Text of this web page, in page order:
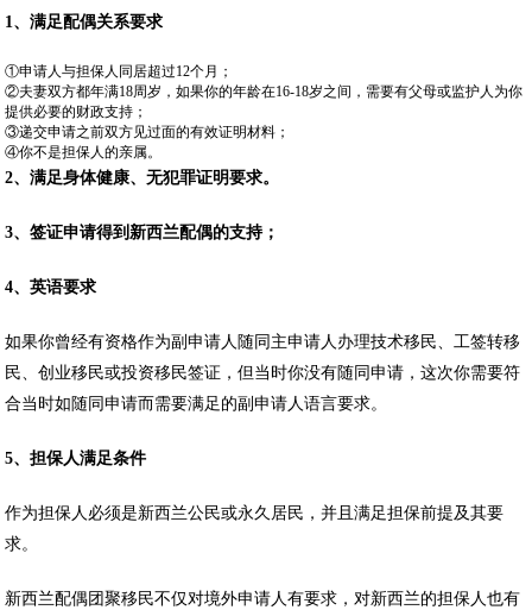
1、满足配偶关系要求
①申请人与担保人同居超过12个月；
②夫妻双方都年满18周岁，如果你的年龄在16-18岁之间，需要有父母或监护人为你
提供必要的财政支持；
③递交申请之前双方见过面的有效证明材料；
④你不是担保人的亲属。
2、满足身体健康、无犯罪证明要求。
3、签证申请得到新西兰配偶的支持；
4、英语要求
如果你曾经有资格作为副申请人随同主申请人办理技术移民、工签转移
民、创业移民或投资移民签证，但当时你没有随同申请，这次你需要符
合当时如随同申请而需要满足的副申请人语言要求。
5、担保人满足条件
作为担保人必须是新西兰公民或永久居民，并且满足担保前提及其要
求。
新西兰配偶团聚移民不仅对境外申请人有要求，对新西兰的担保人也有